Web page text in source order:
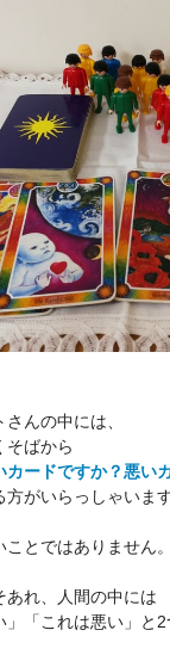
んの中には、
そばから
カードですか？悪い
方がいらっしゃいます
とではありません。
あれ、人間の中には
」「これは悪い」と